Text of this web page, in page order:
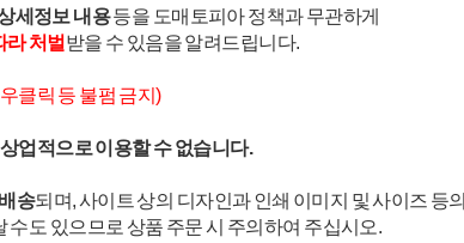
세정보 내용등을 도매토피아 정책과 무관하게
처벌 받을 수 있음을 알려드립니다.
클릭 등 불펌 금지)
업적으로 이용할 수 없습니다.
송되며, 사이트 상의 디자인과 인쇄 이미지 및 사이즈 등의
수도 있으므로 상품 주문 시 주의하여 주십시오.